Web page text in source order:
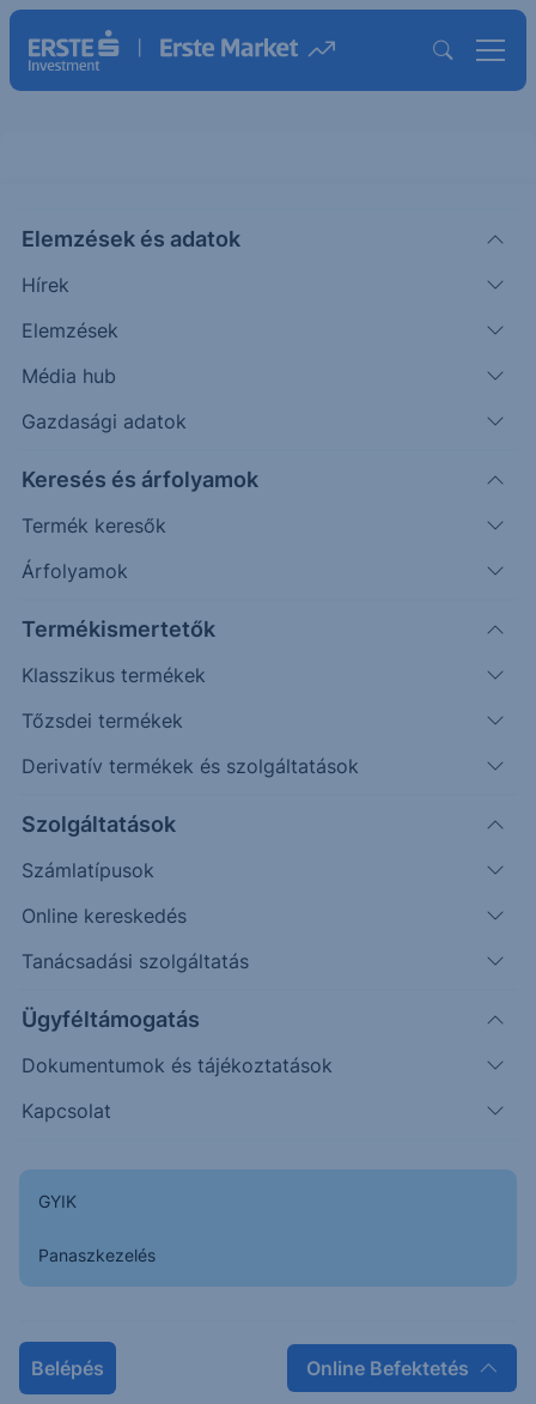
Elemzések és adatok
Hírek
Elemzések
Média hub
Gazdasági adatok
Keresés és árfolyamok
Termék keresők
Árfolyamok
Termékismertetők
Klasszikus termékek
Tőzsdei termékek
Derivatív termékek és szolgáltatások
Szolgáltatások
Számlatípusok
Online kereskedés
Tanácsadási szolgáltatás
Ügyféltámogatás
Dokumentumok és tájékoztatások
Kapcsolat
GYIK
Panaszkezelés
Belépés Online Befektetés
WU(USA)
WESTERN UNION ORD
7.07 USD
Időpont: 26.08.07. 22:00
Előző záró:
7.16
Árfolyamértesítő rögzítése
További információk kérése
7.0000
7.1500
Napon belüli Historikus